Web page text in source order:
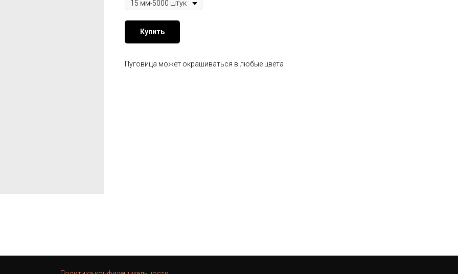
Купить
Пуговица может окрашиваться в любые цвета